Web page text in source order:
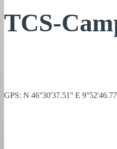
TCS-
GPS: N 46°30'37.51'' E